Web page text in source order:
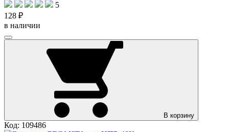
5
128 ₽
в наличии
В корзину
Код: 109486